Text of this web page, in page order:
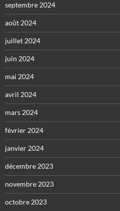
septembre 2024
août 2024
juillet 2024
juin 2024
mai 2024
avril 2024
mars 2024
février 2024
janvier 2024
décembre 2023
novembre 2023
octobre 2023